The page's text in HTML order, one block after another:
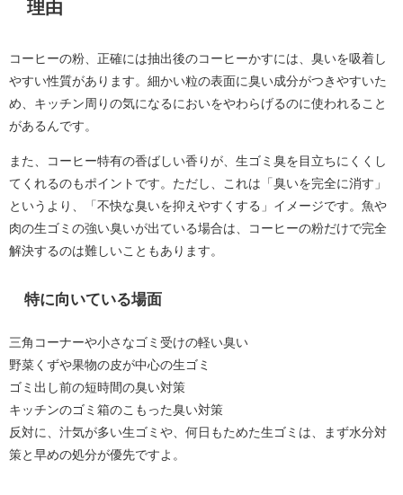
理由
コーヒーの粉、正確には抽出後のコーヒーかすには、臭いを吸着し
やすい性質があります。細かい粒の表面に臭い成分がつきやすいた
め、キッチン周りの気になるにおいをやわらげるのに使われること
があるんです。
また、コーヒー特有の香ばしい香りが、生ゴミ臭を目立ちにくくし
てくれるのもポイントです。ただし、これは「臭いを完全に消す」
というより、「不快な臭いを抑えやすくする」イメージです。魚や
肉の生ゴミの強い臭いが出ている場合は、コーヒーの粉だけで完全
解決するのは難しいこともあります。
特に向いている場面
三角コーナーや小さなゴミ受けの軽い臭い
野菜くずや果物の皮が中心の生ゴミ
ゴミ出し前の短時間の臭い対策
キッチンのゴミ箱のこもった臭い対策
反対に、汁気が多い生ゴミや、何日もためた生ゴミは、まず水分対
策と早めの処分が優先ですよ。